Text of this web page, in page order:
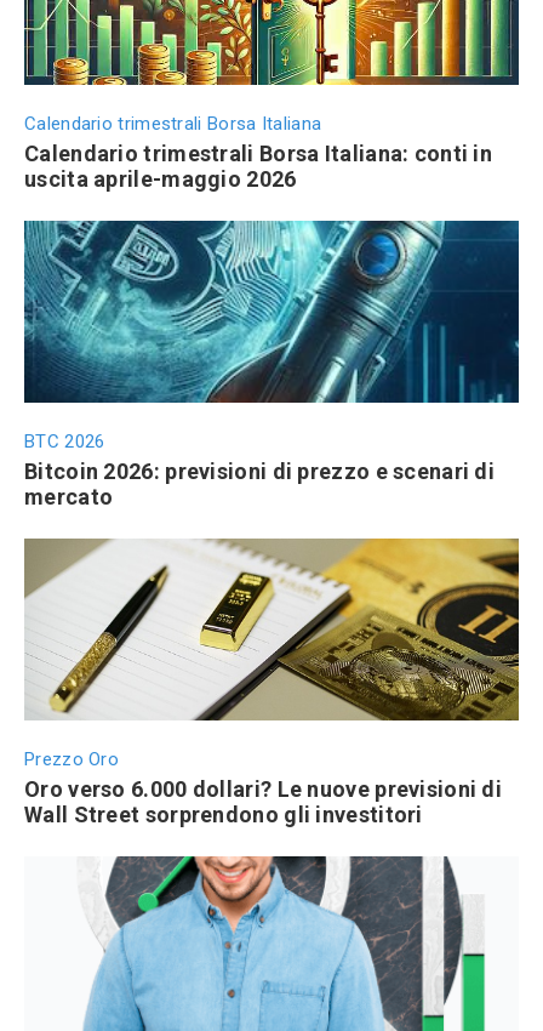
Calendario trimestrali Borsa Italiana
Calendario trimestrali Borsa Italiana: conti in
uscita aprile-maggio 2026
BTC 2026
Bitcoin 2026: previsioni di prezzo e scenari di
mercato
Prezzo Oro
Oro verso 6.000 dollari? Le nuove previsioni di
Wall Street sorprendono gli investitori